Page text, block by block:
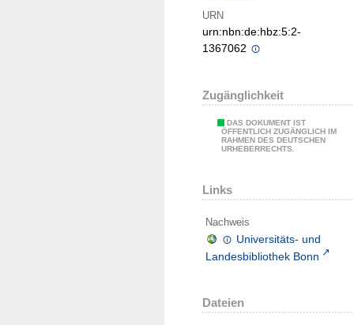
URN
urn:nbn:de:hbz:5:2-
1367062
Zugänglichkeit
DAS DOKUMENT IST
ÖFFENTLICH ZUGÄNGLICH IM
RAHMEN DES DEUTSCHEN
URHEBERRECHTS.
Links
Nachweis
Universitäts- und
Landesbibliothek Bonn
Dateien